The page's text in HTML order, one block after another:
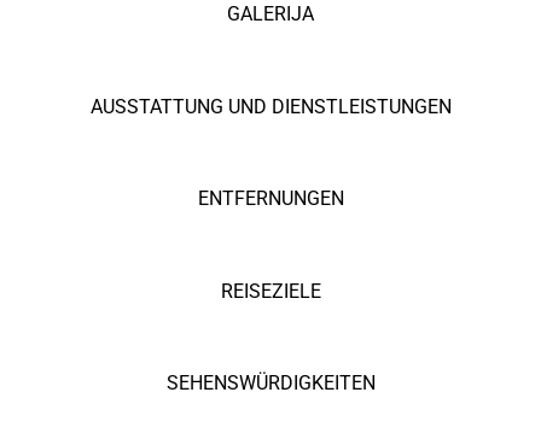
GALERIJA
AUSSTATTUNG UND DIENSTLEISTUNGEN
ENTFERNUNGEN
REISEZIELE
SEHENSWÜRDIGKEITEN